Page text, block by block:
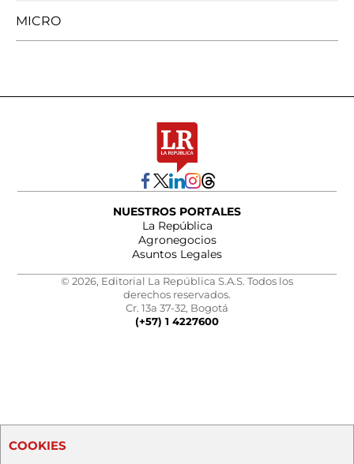
MICRO
NUESTROS PORTALES
La República
Agronegocios
Asuntos Legales
© 2026, Editorial La República S.A.S. Todos los
derechos reservados.
Cr. 13a 37-32, Bogotá
(+57) 1 4227600
COOKIES